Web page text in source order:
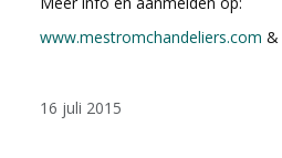
www.mestromchandeliers.com &
16 juli 2015